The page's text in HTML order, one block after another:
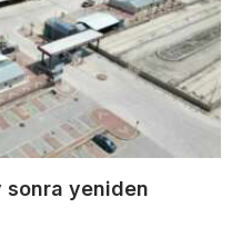
sonra yeniden